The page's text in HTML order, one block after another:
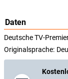
Daten
Deutsche TV-
Originalsprache: